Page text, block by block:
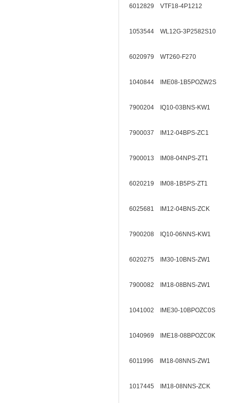
6012829 VTF18-4P1212
1053544 WL12G-3P2582S10
6020979 WT260-F270
1040844 IME08-1B5POZW2S
7900204 IQ10-03BNS-KW1
7900037 IM12-04BPS-ZC1
7900013 IM08-04NPS-ZT1
6020219 IM08-1B5PS-ZT1
6025681 IM12-04BNS-ZCK
7900208 IQ10-06NNS-KW1
6020275 IM30-10BNS-ZW1
7900082 IM18-08BNS-ZW1
1041002 IME30-10BPOZC0S
1040969 IME18-08BPOZC0K
6011996 IM18-08NNS-ZW1
1017445 IM18-08NNS-ZCK